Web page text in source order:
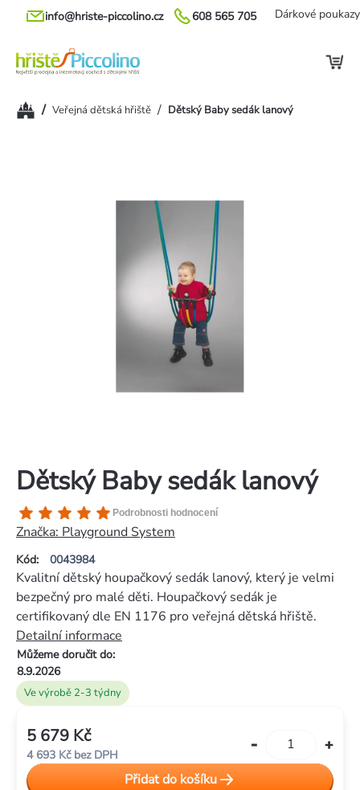
Přejít
608 565 705
info@hriste-piccolino.cz Dárkové poukazy
Domů/ Veřejná dětská hřiště / Dětský Baby sedák lanový
Dětský Baby sedák lanový
Kód: 0043984
Průměrné
hodnocení
produktu
je
5,0
5
hvězdiček.
Podrobnosti hodnocení
Značka: Playground System
Ve výrobě 2-3 týdny
Můžeme doručit do:
8.9.2026
Kvalitní dětský houpačkový sedák lanový, který je velmi
bezpečný pro malé děti. Houpačkový sedák je
certifikovaný dle EN 1176 pro veřejná dětská hřiště.
Detailní informace
5 679 Kč
4 693 Kč bez DPH
cena:
Přidat do košíku